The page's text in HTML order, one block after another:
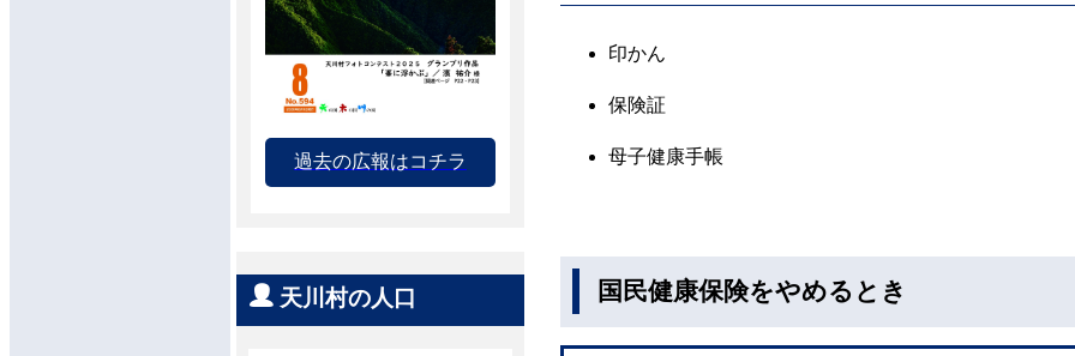
過去の広報はコチラ
天川村の人口
印かん
保険証
母子健康手帳
国民健康保険をやめるとき